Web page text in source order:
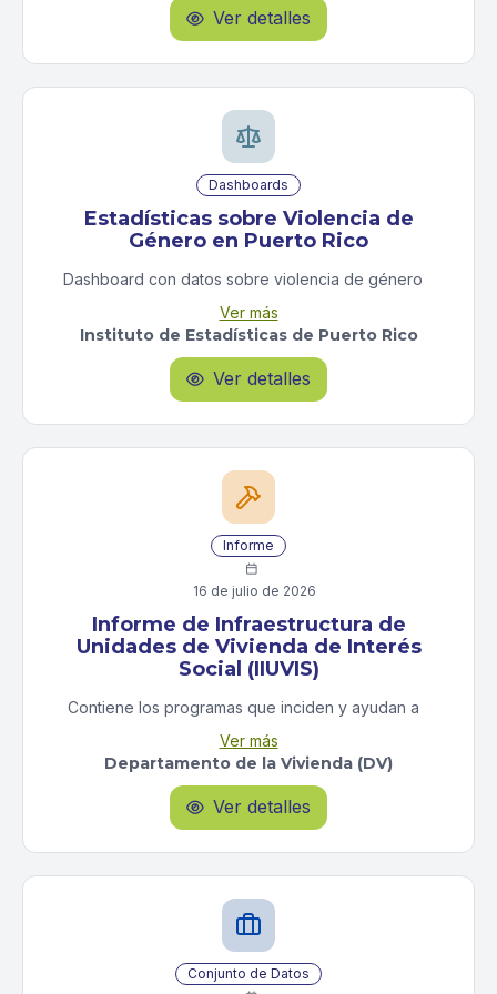
Empleo y Desempleo (AN 2007)
Empleo y Desempleo (Proyecciones de empleo
2000-2010)
Empleo y Desempleo (AN 2014)
Empleo y Desempleo (Proyecciones de empleo
2014-16)
 Ver detalles
Dashboards
Estadísticas sobre Violencia de
Género en Puerto Rico
Dashboard con datos sobre violencia de género
Ver más
Instituto de Estadísticas de Puerto Rico
 Ver detalles
Informe

16 de julio de 2026
Informe de Infraestructura de
Unidades de Vivienda de Interés
Social (IIUVIS)
Contiene los programas que inciden y ayudan a
construcción, aluiler, rehabilitación, subsidio, etc.).
Incluye, como variables, los municipios, programas,
cantidad de unidades, costos y fechas.
Ver más
Departamento de la Vivienda (DV)
 Ver detalles
Conjunto de Datos